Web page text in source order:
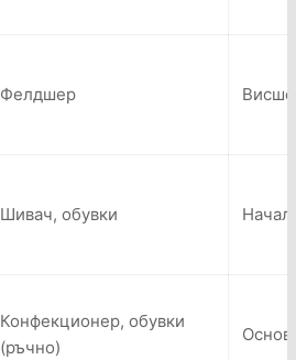
Фелдшер
Шивач, обувки
Конфекционер, обувки
(ръчно)